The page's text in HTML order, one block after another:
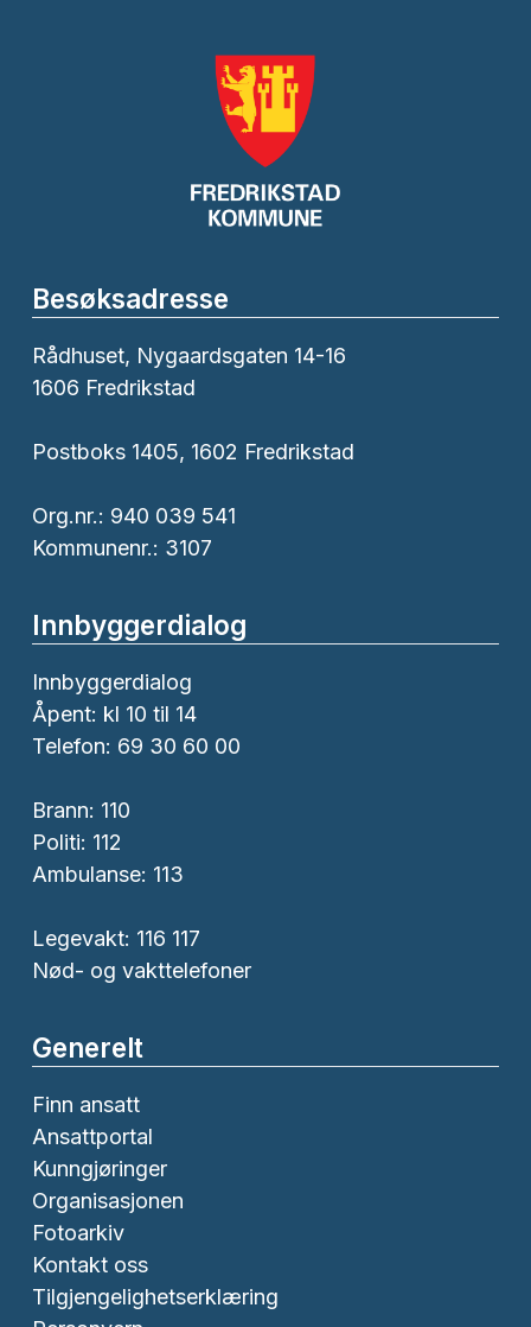
Besøksadresse
Rådhuset, Nygaardsgaten 14-16
1606 Fredrikstad
Postboks 1405, 1602 Fredrikstad
Org.nr.: 940 039 541
Kommunenr.: 3107
Innbyggerdialog
Innbyggerdialog
Åpent: kl 10 til 14
Telefon: 69 30 60 00
Brann: 110
Politi: 112
Ambulanse: 113
Legevakt: 116 117
Nød- og vakttelefoner
Generelt
Finn ansatt
Ansattportal
Kunngjøringer
Organisasjonen
Fotoarkiv
Kontakt oss
Tilgjengelighetserklæring